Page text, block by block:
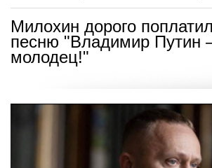
Милохин дорого
песню "Владимир Путин
молодец!"